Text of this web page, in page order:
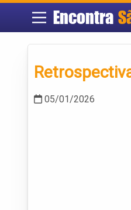
Encontra
05/01/2026